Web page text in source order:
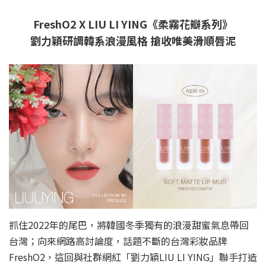
FreshO2 X LIU LI YING《柔霧花瓣系列》
劉力穎研調韓系浪漫風格 搶收唯美滑順唇泥
抓住2022年的尾巴，將韓國冬季獨有的浪漫甜蜜氣息帶回
台灣；向來網路高討論度，話題不斷的台灣彩妝品牌
FreshO2，這回與社群網紅「劉力穎LIU LI YING」聯手打造